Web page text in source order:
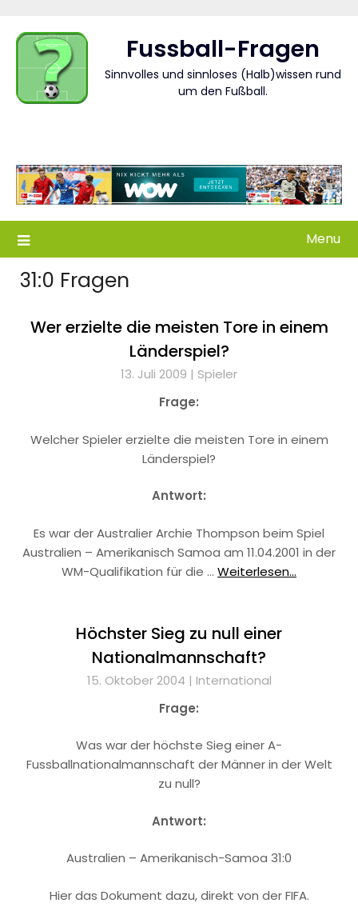
content
Fussball-Fragen
Sinnvolles und sinnloses (Halb)wissen rund
um den Fußball.
Menu
31:0 Fragen
Wer erzielte die meisten Tore in einem
Länderspiel?
13. Juli 2009 | Spieler
Frage:
Welcher Spieler erzielte die meisten Tore in einem
Länderspiel?
Antwort:
Es war der Australier Archie Thompson beim Spiel
Australien – Amerikanisch Samoa am 11.04.2001 in der
WM-Qualifikation für die … Weiterlesen...
Höchster Sieg zu null einer
Nationalmannschaft?
15. Oktober 2004 | International
Frage:
Was war der höchste Sieg einer A-
Fussballnationalmannschaft der Männer in der Welt
zu null?
Antwort:
Australien – Amerikanisch-Samoa 31:0
Hier das Dokument dazu, direkt von der FIFA.